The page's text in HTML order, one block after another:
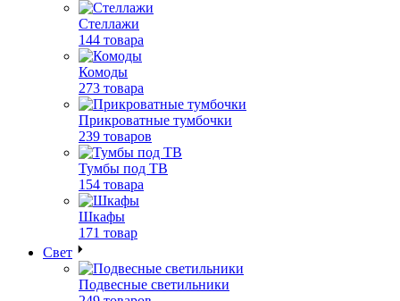
Стеллажи
144 товара
Комоды
273 товара
Прикроватные тумбочки
239 товаров
Тумбы под ТВ
154 товара
Шкафы
171 товар
Свет
Подвесные светильники